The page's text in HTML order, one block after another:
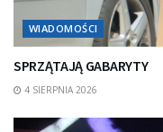
WIADOMOŚCI
SPRZĄTAJĄ GABARYTY
4 SIERPNIA 2026